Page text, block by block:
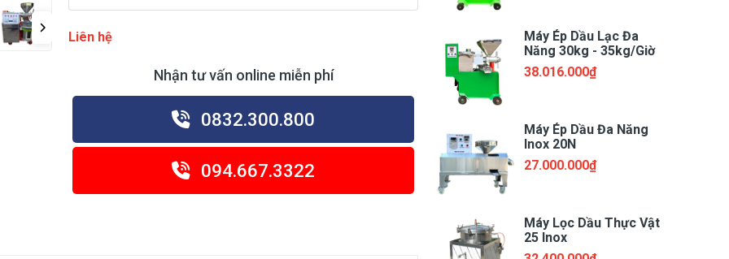
Liên hệ
Nhận tư vấn online miễn phí
0832.300.800
094.667.3322
Máy Ép Dầu Lạc Đa
Năng 30kg - 35kg/Giờ
(MED - 35)
38.016.000₫
Máy Ép Dầu Đa Năng
Inox 20N
27.000.000₫
Máy Lọc Dầu Thực Vật
25 Inox